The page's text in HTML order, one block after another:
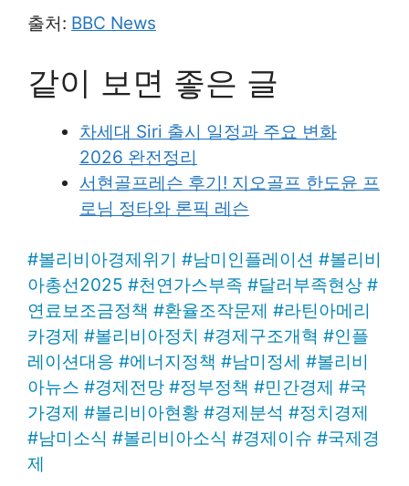
출처: BBC News
같이 보면 좋은 글
차세대 Siri 출시 일정과 주요 변화
2026 완전정리
서현골프레슨 후기! 지오골프 한도윤 프
로님 정타와 론픽 레슨
#볼리비아경제위기 #남미인플레이션 #볼리비
아총선2025 #천연가스부족 #달러부족현상 #
연료보조금정책 #환율조작문제 #라틴아메리
카경제 #볼리비아정치 #경제구조개혁 #인플
레이션대응 #에너지정책 #남미정세 #볼리비
아뉴스 #경제전망 #정부정책 #민간경제 #국
가경제 #볼리비아현황 #경제분석 #정치경제
#남미소식 #볼리비아소식 #경제이슈 #국제경
제